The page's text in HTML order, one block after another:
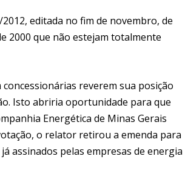
editada no fim de novembro, de
2000 que não estejam totalmente
reverem sua posição
Isto abriria oportunidade para que
Energética de Minas Gerais
o relator retirou a emenda para
assinados pelas empresas de energia